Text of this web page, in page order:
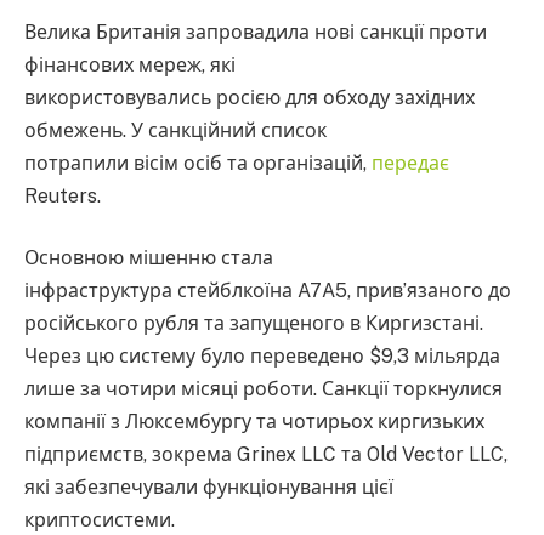
Велика Британія запровадила нові санкції проти
фінансових мереж, які
використовувались росією для обходу західних
обмежень. У санкційний список
потрапили вісім осіб та організацій, передає
Reuters.
Основною мішенню стала
інфраструктура стейблкоїна A7A5, прив’язаного до
російського рубля та запущеного в Киргизстані.
Через цю систему було переведено $9,3 мільярда
лише за чотири місяці роботи. Санкції торкнулися
компанії з Люксембургу та чотирьох киргизьких
підприємств, зокрема Grinex LLC та Old Vector LLC,
які забезпечували функціонування цієї
криптосистеми.